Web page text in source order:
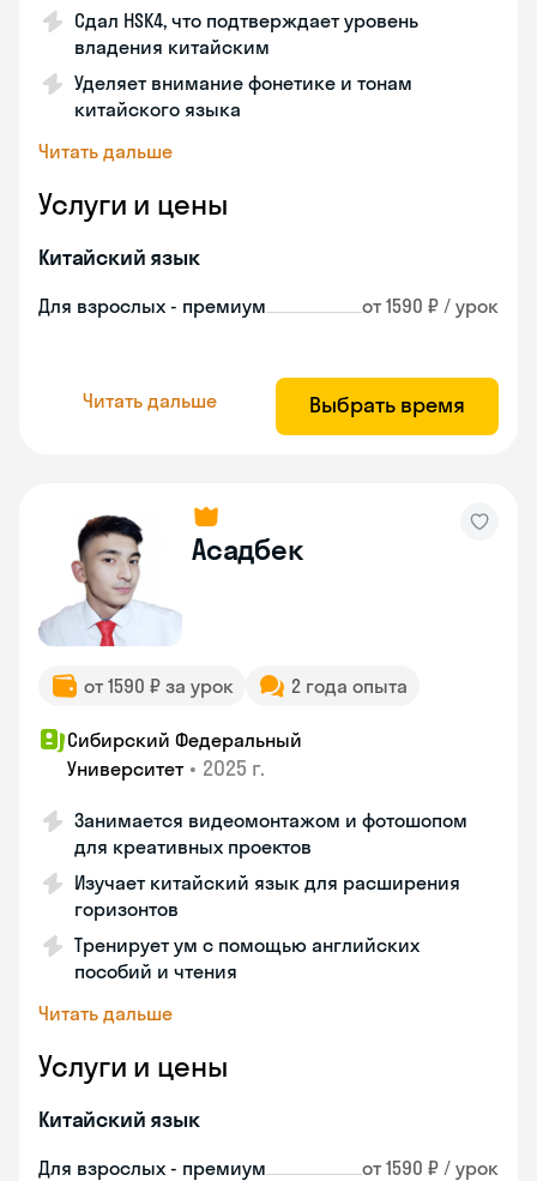
Сдал HSK4, что подтверждает уровень
владения китайским
Уделяет внимание фонетике и тонам
китайского языка
Читать дальше
Услуги и цены
Китайский язык
Для взрослых - премиум от 1590 ₽ / урок
Читать дальше Выбрать время
Асадбек
от 1590 ₽ за урок 2 года опыта
Сибирский Федеральный
Университет • 2025 г.
Занимается видеомонтажом и фотошопом
для креативных проектов
Изучает китайский язык для расширения
горизонтов
Тренирует ум с помощью английских
пособий и чтения
Читать дальше
Услуги и цены
Китайский язык
Для взрослых - премиум от 1590 ₽ / урок